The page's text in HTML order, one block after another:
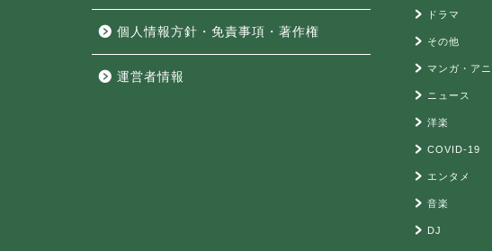
個人情報方針・免責事項・著作権
運営者情報
ドラマ
その他
マンガ・アニ
ニュース
洋楽
COVID-19
エンタメ
音楽
DJ